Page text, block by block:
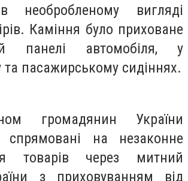
необробленому вигляді
Каміння було приховане
панелі автомобіля, у
та пасажирському сидіннях.
громадянин України
спрямовані на незаконне
товарів через митний
з приховуванням від